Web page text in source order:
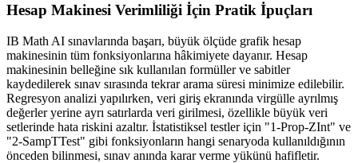
Hesap Makinesi Verimliliği İçin Pratik İpuçları
IB Math AI sınavlarında başarı, büyük ölçüde grafik hesap
makinesinin tüm fonksiyonlarına hâkimiyete dayanır. Hesap
makinesinin belleğine sık kullanılan formüller ve sabitler
kaydedilerek sınav sırasında tekrar arama süresi minimize edilebilir.
Regresyon analizi yapılırken, veri giriş ekranında virgülle ayrılmış
değerler yerine ayrı satırlarda veri girilmesi, özellikle büyük veri
setlerinde hata riskini azaltır. İstatistiksel testler için "1-Prop-ZInt" ve
"2-SampTTest" gibi fonksiyonların hangi senaryoda kullanıldığının
önceden bilinmesi, sınav anında karar verme yükünü hafifletir.